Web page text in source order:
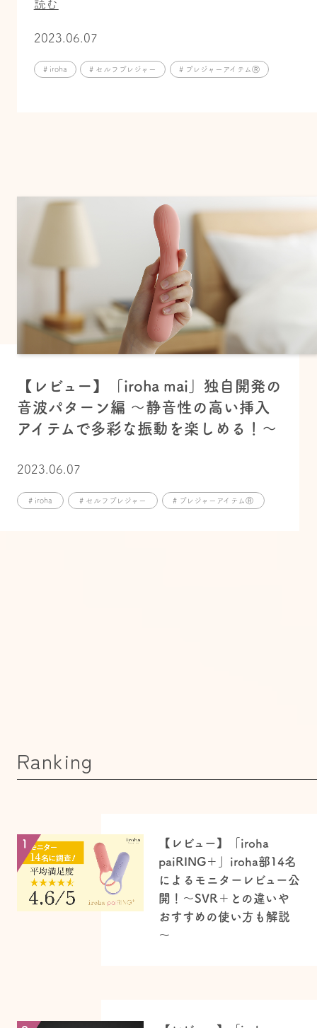
読む
2023.06.07
# iroha # セルフプレジャー # プレジャーアイテムⓇ
【レビュー】「iroha mai」独自開発の
音波パターン編 〜静音性の高い挿入
アイテムで多彩な振動を楽しめる！〜
2023.06.07
# iroha # セルフプレジャー # プレジャーアイテムⓇ
Ranking
1
【レビュー】「iroha
paiRING＋」iroha部14名
によるモニターレビュー公
開！～SVR＋との違いや
おすすめの使い方も解説
～